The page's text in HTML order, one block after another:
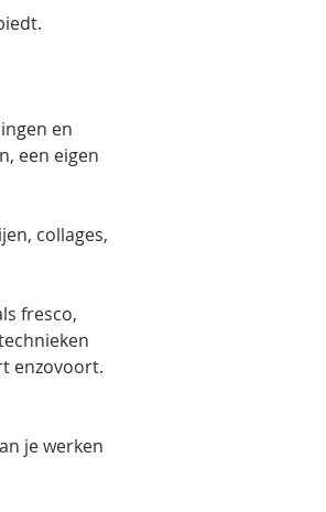
en
een eigen
collages,
fresco,
enzovoort.
je werken